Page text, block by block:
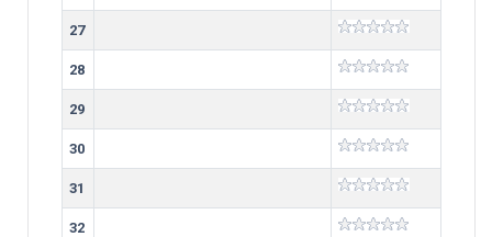
27
28
29
30
31
32